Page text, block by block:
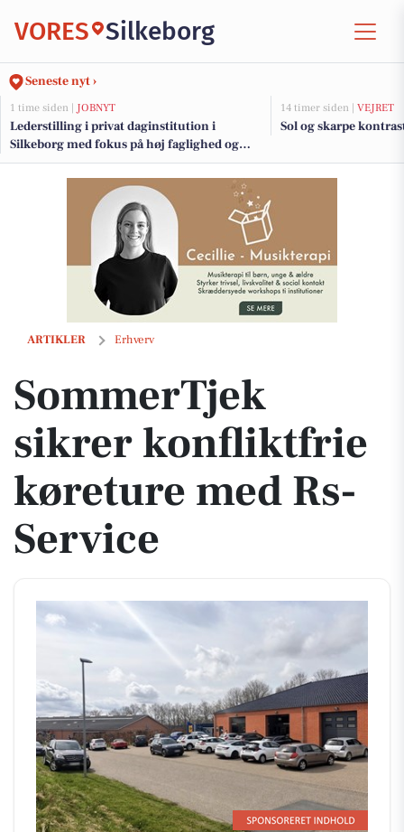
VORES Silkeborg
Seneste nyt ›
1 time siden | JOBNYT
Lederstilling i privat daginstitution i
Silkeborg med fokus på høj faglighed og
stærke fællesskaber
14 timer siden | VEJRET
Sol og skarpe
ARTIKLER Erhverv
SommerTjek sikrer konfliktfrie køreture med Rs-Service
SommerTjek
sikrer konfliktfrie
køreture med Rs-
Service